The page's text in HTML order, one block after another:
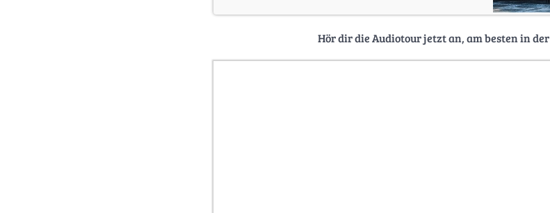
Hör dir die Audiotour jetzt an, am besten in der